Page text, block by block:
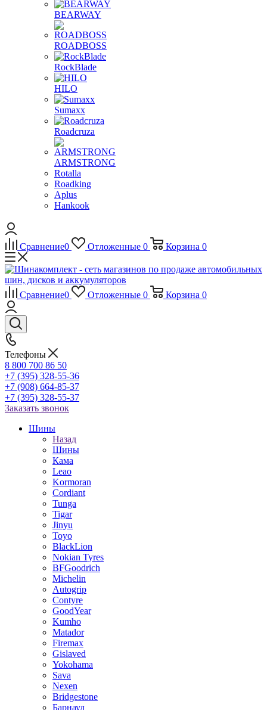
BEARWAY
ROADBOSS
RockBlade
HILO
Sumaxx
Roadcruza
ARMSTRONG
Rotalla
Roadking
Aplus
Hankook
Сравнение0 Отложенные 0 Корзина 0
Сравнение0 Отложенные 0 Корзина 0
Телефоны
8 800 700 86 50
+7 (395) 328-55-36
+7 (908) 664-85-37
+7 (395) 328-55-37
Заказать звонок
Шины
Назад
Шины
Кама
Leao
Kormoran
Cordiant
Tunga
Tigar
Jinyu
Toyo
BlackLion
Nokian Tyres
BFGoodrich
Michelin
Autogrip
Contyre
GoodYear
Kumho
Matador
Firemax
Gislaved
Yokohama
Sava
Nexen
Bridgestone
Барнаул